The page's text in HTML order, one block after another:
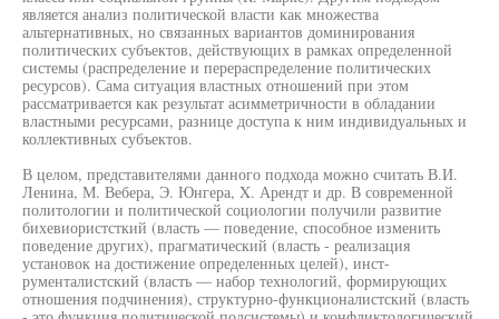
является анализ политической власти как множества
альтернативных, но связанных вариантов доминирования
политических субъектов, действующих в рамках определенной
системы (распределение и перераспределение политических
ресурсов). Сама ситуация властных отношений при этом
рассматривается как результат асимметричности в обладании
властными ресурсами, разнице доступа к ним индивидуальных и
коллективных субъектов.
В целом, представителями данного подхода можно считать В.И.
Ленина, М. Вебера, Э. Юнгера, X. Арендт и др. В современной
политологии и политической социологии получили развитие
бихевиористсткий (власть — поведение, способное изменить
поведение других), прагматический (власть - реализация
установок на достижение определенных целей), инст-
рументалистский (власть — набор технологий, формирующих
отношения подчинения), структурно-функционалистский (власть